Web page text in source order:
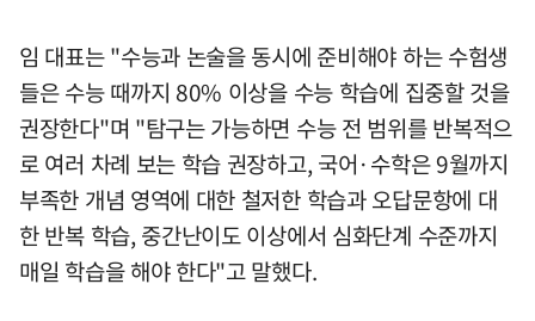
임 대표는 "수능과 논술을 동시에 준비해야 하는 수험생
들은 수능 때까지 80% 이상을 수능 학습에 집중할 것을
권장한다"며 "탐구는 가능하면 수능 전 범위를 반복적으
로 여러 차례 보는 학습 권장하고, 국어·수학은 9월까지
부족한 개념 영역에 대한 철저한 학습과 오답문항에 대
한 반복 학습, 중간난이도 이상에서 심화단계 수준까지
매일 학습을 해야 한다"고 말했다.